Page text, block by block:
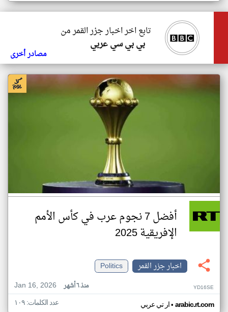
تابع اخر اخبار جزر القمر من
بي بي سي عربي
مصادر أخرى
أفضل 7 نجوم عرب في كأس الأمم
الإفريقية 2025
اخبار جزر القمر
Politics
Jan 16, 2026
منذ ٦ أشهر YD16SE
ار تي عربي• arabic.rt.com عدد الكلمات: ١٠٩